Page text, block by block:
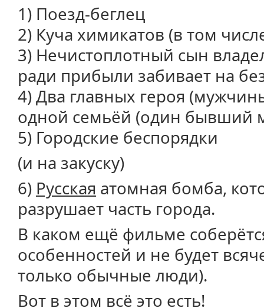
1) Поезд-беглец
2) Куча химикатов (в том
3) Нечистоплотный сын
ради прибыли забивает на
4) Два главных героя
одной семьёй (один бывший
5) Городские беспорядки
(и на закуску)
6) Русская атомная бомба,
разрушает часть города.
В каком ещё фильме
особенностей и не будет
только обычные люди).
Вот в этом всё это есть!